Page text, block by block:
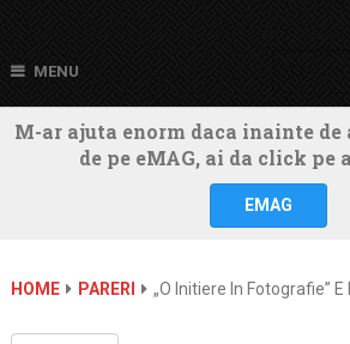
MENU
M-ar ajuta enorm daca inainte
de pe eMAG, ai da click pe
EMAG
HOME PARERI „O Initiere In Fotografie”